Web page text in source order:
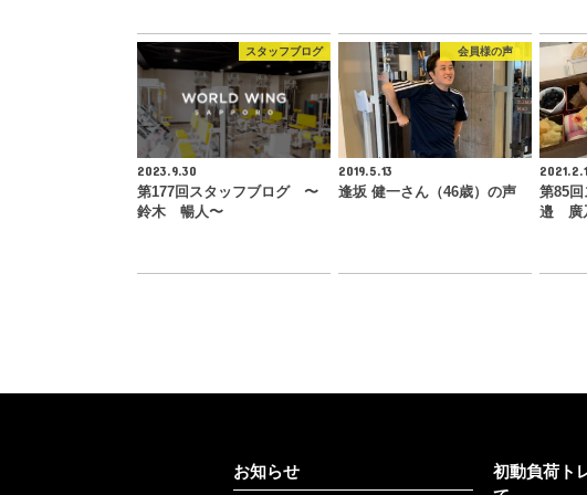
スタッフブログ
2023.9.30
第177回スタッフブログ 〜
鈴木 暢人〜
会員様の声
2019.5.13
逢坂 健一さん（46歳）の声
第85
邉 廣
お知らせ
初動負荷ト